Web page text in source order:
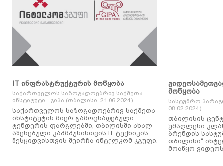
IT ინფრასტრუქტურის მოწყობა
საქართველოს საზოგადოებრივ საქმეთა
ინსტიტუტი - ჯიპა (თბილისი, 21.06.2024)
საქართველოს საზოგადოებრივ საქმეთა
ინსტიტუტის მიერ გამოცხადებული
ტენდერის ფარგლებში, თბილისში ახალ
აშენებული კაპმპუსისთვის IT ტექნიკის
შესყიდვისთვის შეირჩა ინტელკომ ჯგუფი.
მოწყობა
სასტუმრო
08.02.2024)
თბილისის
უმაღლესი
ბრენდის
თბილისი“
მოაწყო